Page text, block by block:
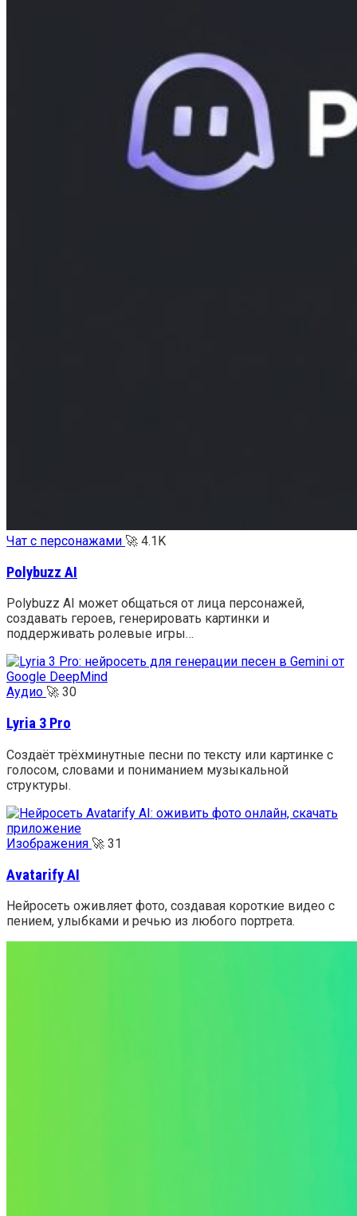
Чат с персонажами 🚀 4.1K
Polybuzz AI
Polybuzz AI может общаться от лица персонажей,
создавать героев, генерировать картинки и
поддерживать ролевые игры…
Аудио 🚀 30
Lyria 3 Pro
Создаёт трёхминутные песни по тексту или картинке с
голосом, словами и пониманием музыкальной
структуры.
Изображения 🚀 31
Avatarify AI
Нейросеть оживляет фото, создавая короткие видео с
пением, улыбками и речью из любого портрета.